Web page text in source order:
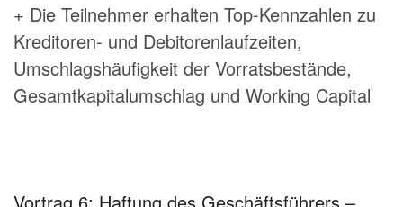
+ Die Teilnehmer erhalten Top-Kennzahlen zu
Kreditoren- und Debitorenlaufzeiten,
Umschlagshäufigkeit der Vorratsbestände,
Gesamtkapitalumschlag und Working Capital